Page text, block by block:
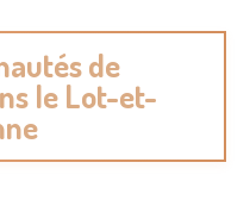
de
le Lot-et-